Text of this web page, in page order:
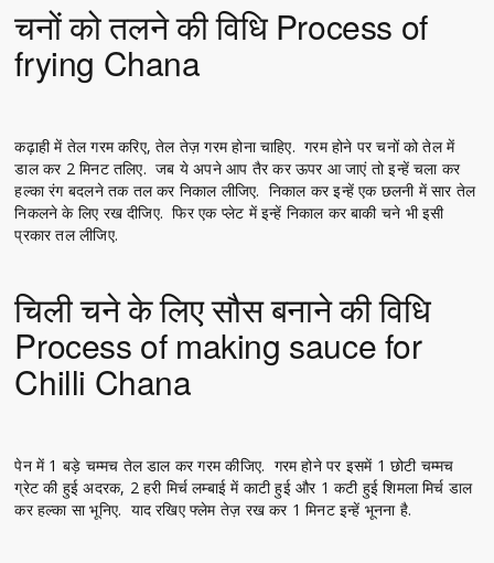
चनों को तलने की विधि Process of
frying Chana
कढ़ाही में तेल गरम करिए, तेल तेज़ गरम होना चाहिए. गरम होने पर चनों को तेल में
डाल कर 2 मिनट तलिए. जब ये अपने आप तैर कर ऊपर आ जाएं तो इन्हें चला कर
हल्का रंग बदलने तक तल कर निकाल लीजिए. निकाल कर इन्हें एक छलनी में सार तेल
निकलने के लिए रख दीजिए. फिर एक प्लेट में इन्हें निकाल कर बाकी चने भी इसी
प्रकार तल लीजिए.
चिली चने के लिए सौस बनाने की विधि
Process of making sauce for
Chilli Chana
पेन में 1 बड़े चम्मच तेल डाल कर गरम कीजिए. गरम होने पर इसमें 1 छोटी चम्मच
ग्रेट की हुई अदरक, 2 हरी मिर्च लम्बाई में काटी हुई और 1 कटी हुई शिमला मिर्च डाल
कर हल्का सा भूनिए. याद रखिए फ्लेम तेज़ रख कर 1 मिनट इन्हें भूनना है.